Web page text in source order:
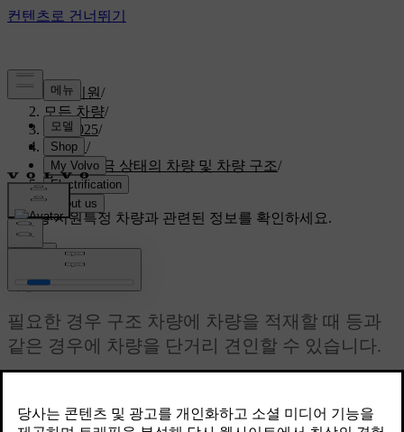
고객지원 /
모든 차량/
S60 2025/
매뉴얼 /
시동 잠금 상태의 차량 및 차량 구조/
차량 견인
맞춤형 지원특정 차량과 관련된 정보를 확인하세요.
로그인
차량 견인
필요한 경우 구조 차량에 차량을 적재할 때 등과
같은 경우에 차량을 단거리 견인할 수 있습니다.